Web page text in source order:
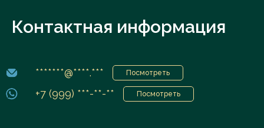
Контактная информация
*******@****.*** Посмотреть
+7 (999) ***-**-** Посмотреть